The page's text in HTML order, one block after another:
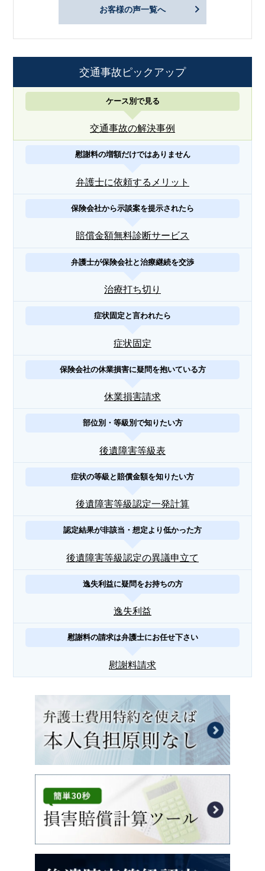
お客様の声一覧へ
交通事故ピックアップ
ケース別で見る
交通事故の解決事例
慰謝料の増額だけではありません
弁護士に依頼するメリット
保険会社から示談案を提示されたら
賠償金額無料診断サービス
弁護士が保険会社と治療継続を交渉
治療打ち切り
症状固定と言われたら
症状固定
保険会社の休業損害に疑問を抱いている方
休業損害請求
部位別・等級別で知りたい方
後遺障害等級表
症状の等級と賠償金額を知りたい方
後遺障害等級認定一発計算
認定結果が非該当・想定より低かった方
後遺障害等級認定の異議申立て
逸失利益に疑問をお持ちの方
逸失利益
慰謝料の請求は弁護士にお任せ下さい
慰謝料請求